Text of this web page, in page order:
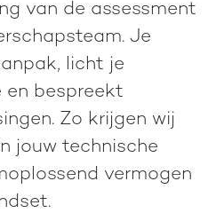
van de assessment
Je
licht je
en bespreekt
Zo krijgen wij
jouw technische
vermogen